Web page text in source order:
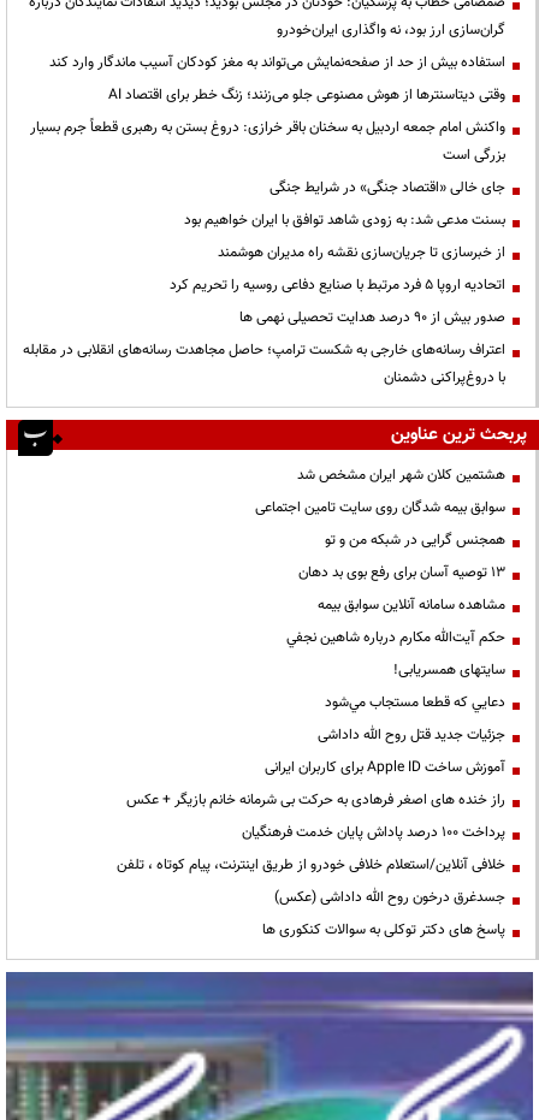
گران‌سازی ارز بود، نه واگذاری ایران‌خودرو
استفاده بیش از حد از صفحه‌نمایش می‌تواند به مغز کودکان آسیب ماندگار وارد کند
وقتی دیتاسنترها از هوش مصنوعی جلو می‌زنند؛ زنگ خطر برای اقتصاد AI
واکنش امام جمعه اردبیل به سخنان باقر خرازی: دروغ بستن به رهبری قطعاً جرم بسیار
بزرگی است
جای خالی «اقتصاد جنگی» در شرایط جنگی
بسنت مدعی شد: به زودی شاهد توافق با ایران خواهیم بود
از خبرسازی تا جریان‌سازی نقشه راه مدیران هوشمند
اتحادیه اروپا ۵ فرد مرتبط با صنایع دفاعی روسیه را تحریم کرد
صدور بیش از ۹۰ درصد هدایت تحصیلی نهمی ها
اعتراف رسانه‌های خارجی به شکست ترامپ؛ حاصل مجاهدت رسانه‌های انقلابی در مقابله
با دروغ‌پراکنی دشمنان
پربحث ترین عناوین
هشتمین کلان شهر ایران مشخص شد
سوابق بیمه شدگان روی سایت تامین اجتماعی
همجنس گرایی در شبکه من و تو
13 توصیه آسان برای رفع بوی بد دهان
مشاهده سامانه آنلاين سوابق بیمه
حكم آيت‌الله مكارم درباره شاهين نجفي
سایتهای همسریابی!
دعايي كه قطعا مستجاب مي‌شود
جزئیات جدید قتل روح الله داداشی
آموزش ساخت Apple ID برای کاربران ایرانی
راز خنده های اصغر فرهادی به حرکت بی شرمانه خانم بازیگر + عکس
پرداخت ۱۰۰ درصد پاداش پایان خدمت فرهنگیان
خلافی آنلاین/استعلام خلافی خودرو از طریق اینترنت، پیام کوتاه ، تلفن
جسدغرق درخون روح الله داداشی (عکس)
پاسخ های دکتر توکلی به سوالات کنکوری ها